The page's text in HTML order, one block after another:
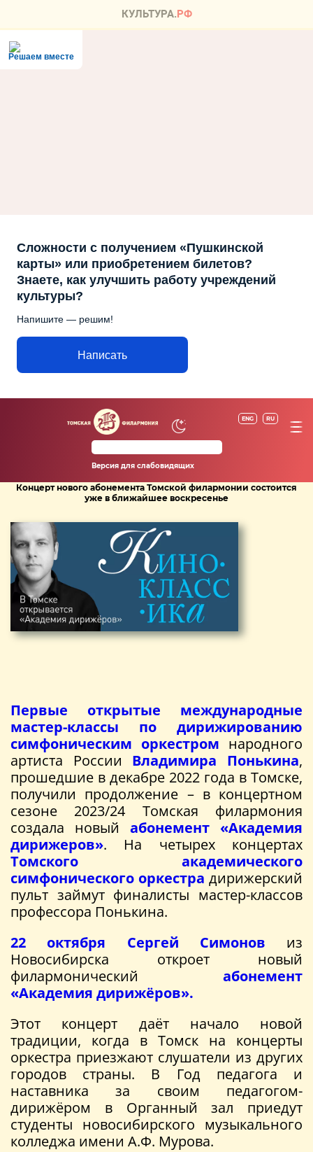
Решаем вместе
Сложности с получением «Пушкинской
карты» или приобретением билетов?
Знаете, как улучшить работу учреждений
культуры?
Напишите — решим!
Написать
ENG RU
Версия для слабовидящих
Концерт нового абонемента Томской филармонии состоится
уже в ближайшее воскресенье
Первые открытые международные
мастер-классы по дирижированию
симфоническим оркестром народного
артиста России Владимира Понькина,
прошедшие в декабре 2022 года в Томске,
получили продолжение – в концертном
сезоне 2023/24 Томская филармония
создала новый абонемент «Академия
дирижеров». На четырех концертах
Томского академического
симфонического оркестра дирижерский
пульт займут финалисты мастер-классов
профессора Понькина.
22 октября
Сергей Симонов из
Новосибирска откроет новый
филармонический абонемент
«Академия дирижёров».
Этот концерт даёт начало новой
традиции, когда в Томск на концерты
оркестра приезжают слушатели из других
городов страны. В Год педагога и
наставника за своим педагогом-
дирижёром в Органный зал приедут
студенты новосибирского музыкального
колледжа имени А.Ф. Мурова.